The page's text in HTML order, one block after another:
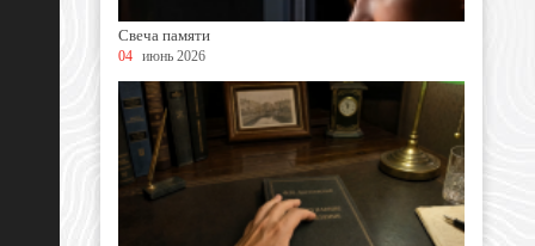
Свеча памяти
04 июнь 2026